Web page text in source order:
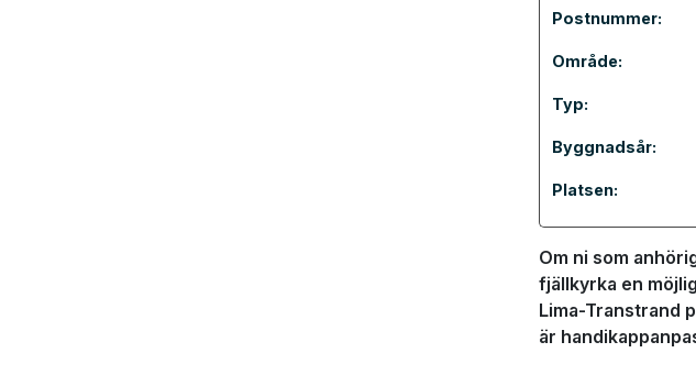
Postnummer:
Område:
Typ:
Byggnadsår:
Platsen:
Om ni som
fjällkyrka en
Lima-Transtrand
är